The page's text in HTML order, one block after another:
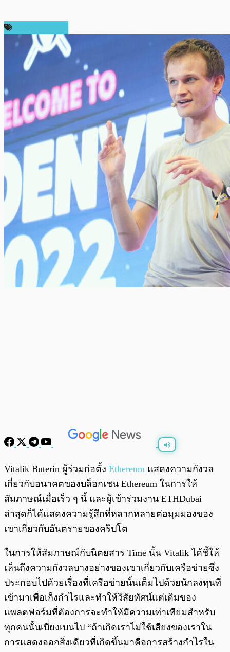
0:00
Vitalik Buterin ผู้ร่วมก่อตั้ง Ethereum แสดงความกังวล
เกี่ยวกับอนาคตของบล็อกเชน Ethereum ในการให้
สัมภาษณ์เมื่อเร็ว ๆ นี้ และผู้เข้าร่วมงาน ETHDubai
ล่าสุดก็ได้แสดงความรู้สึกที่หลากหลายต่อมุมมองของ
เขาเกี่ยวกับอันตรายของคริปโต
ในการให้สัมภาษณ์กับนิตยสาร Time นั้น Vitalik ได้ชี้ให้
เห็นถึงความกังวลบางอย่างของเขาเกี่ยวกับเครือข่ายซึ่ง
ประกอบไปด้วยเรื่องที่เครือข่ายนั้นเต็มไปด้วยนักลงทุนที่
เข้ามาเพื่อเก็งกำไรและทำให้วิสัยทัศน์แต่เดิมของ
แพลตฟอร์มที่ต้องการจะทำให้มีความเท่าเทียมสำหรับ
ทุกคนนั้นเบี่ยงเบนไป “ถ้าเกิดเราไม่ใช้เสียงของเราใน
การแสดงออกสิ่งเดียวที่เกิดขึ้นมาคือการสร้างกำไรใน